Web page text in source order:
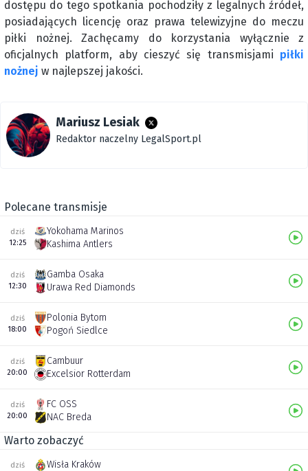
dostępu do tego spotkania pochodziły z legalnych źródeł,
posiadających licencję oraz prawa telewizyjne do meczu
piłki nożnej. Zachęcamy do korzystania wyłącznie z
oficjalnych platform, aby cieszyć się transmisjami piłki
nożnej w najlepszej jakości.
Mariusz Lesiak
Redaktor naczelny LegalSport.pl
Polecane transmisje
dziś
12:25
Yokohama Marinos
Kashima Antlers
dziś
12:30
Gamba Osaka
Urawa Red Diamonds
dziś
18:00
Polonia Bytom
Pogoń Siedlce
dziś
20:00
Cambuur
Excelsior Rotterdam
dziś
20:00
FC OSS
NAC Breda
Warto zobaczyć
dziś
Wisła Kraków